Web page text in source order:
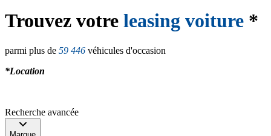
Trouvez votre leasing voiture *
parmi plus de 59 446 véhicules d'occasion
*Location
Recherche avancée